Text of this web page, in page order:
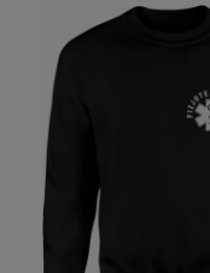
oferujemy także
okazje.